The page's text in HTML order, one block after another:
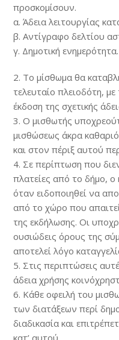
προσκομίσουν.
α. Άδεια λειτουργίας
β. Αντίγραφο δελτίου
γ. Δημοτική ενημερότητα.
2. Το µίσθωµα θα
τελευταίο πλειοδότη, µε
έκδοση της σχετικής
3. Ο µισθωτής
µισθώσεως άκρα
και στον πέριξ αυτού
4. Σε περίπτωση που
πλατείες από το δήµο,
όταν ειδοποιηθεί να
από το χώρο που
της εκδήλωσης. Οι
ουσιώδεις όρους της
αποτελεί λόγο
5. Στις περιπτώσεις
άδεια χρήσης
6. Κάθε οφειλή του
των διατάξεων περί
διαδικασία και
κατ’ αυτού.